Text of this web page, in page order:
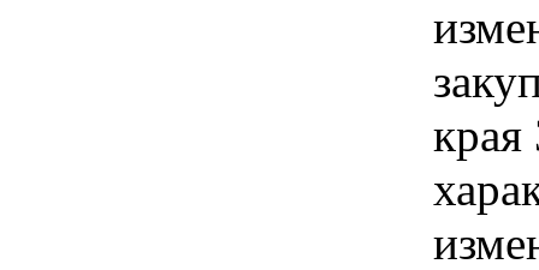
края